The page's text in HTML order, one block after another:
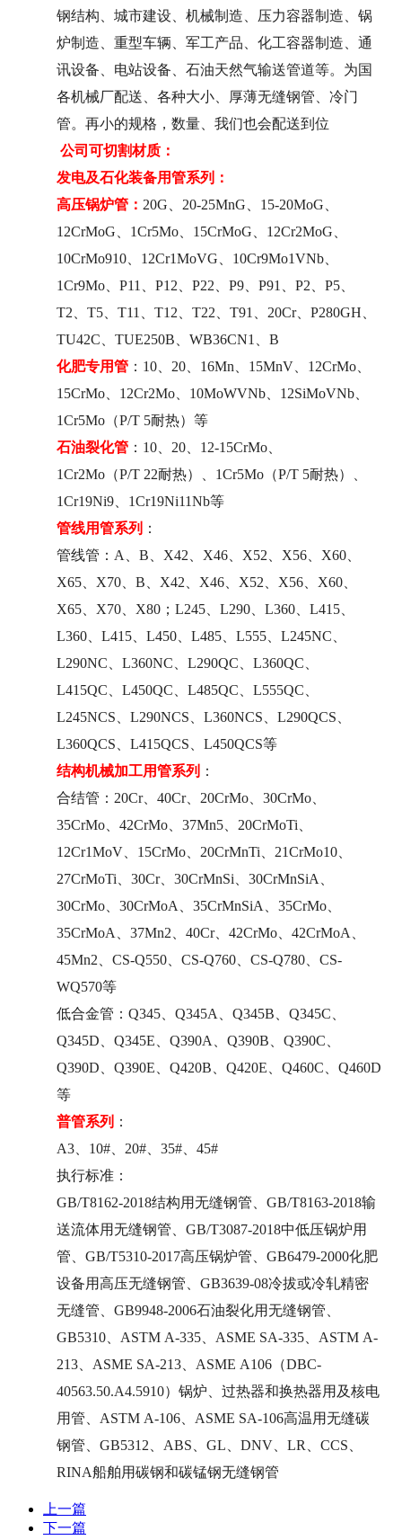
钢结构、城市建设、机械制造、压力容器制造、锅
炉制造、重型车辆、军工产品、化工容器制造、通
讯设备、电站设备、石油天然气输送管道等。为国
各机械厂配送、各种大小、厚薄无缝钢管、冷门
管。再小的规格，数量、我们也会配送到位
公司可切割材质：
发电及石化装备用管系列：
高压锅炉管： 20G、20-25MnG、15-20MoG、
12CrMoG、1Cr5Mo、15CrMoG、12Cr2MoG、
10CrMo910、12Cr1MoVG、10Cr9Mo1VNb、
1Cr9Mo、P11、P12、P22、P9、P91、P2、P5、
T2、T5、T11、T12、T22、T91、20Cr、P280GH、
TU42C、TUE250B、WB36CN1、B
化肥专用管 ：10、20、16Mn、15MnV、12CrMo、
15CrMo、12Cr2Mo、10MoWVNb、12SiMoVNb、
1Cr5Mo （P/T 5耐热）等
石油裂化管 ：10、20、12-15CrMo、
1Cr2Mo（P/T 22耐热）、1Cr5Mo（P/T 5耐热）、
1Cr19Ni9、1Cr19Ni11Nb等
管线用管系列 ：
管线管：A、B、X42、X46、X52、X56、X60、
X65、X70、B、X42、X46、X52、X56、X60、
X65、X70、X80；L245、L290、L360、L415、
L360、L415、L450、L485、L555、L245NC、
L290NC、L360NC、L290QC、L360QC、
L415QC、L450QC、L485QC、L555QC、
L245NCS、L290NCS、L360NCS、L290QCS、
L360QCS、L415QCS、L450QCS等
结构机械加工用管系列 ：
合结管：20Cr、40Cr、20CrMo、30CrMo、
35CrMo、42CrMo、37Mn5、20CrMoTi、
12Cr1MoV、15CrMo、 20CrMnTi 、21CrMo10、
27CrMoTi、30Cr、30CrMnSi、30CrMnSiA、
30CrMo、30CrMoA、35CrMnSiA、35CrMo、
35CrMoA、37Mn2、40Cr、42CrMo、42CrMoA、
45Mn2、CS-Q550、CS-Q760、CS-Q780、CS-
WQ570等
低合金管：Q345、Q345A、Q345B、Q345C、
Q345D、Q345E、Q390A、Q390B、Q390C、
Q390D、Q390E、Q420B、Q420E、Q460C、Q460D
等
普管系列 ：
A3、10#、20#、35#、45#
执行标准：
GB/T8162-2018结构用无缝钢管、GB/T8163-2018输
送流体用无缝钢管、GB/T3087-2018中低压锅炉用
管、GB/T5310-2017高压锅炉管、GB6479-2000化肥
设备用高压无缝钢管、GB3639-08冷拔或冷轧精密
无缝管、GB9948-2006石油裂化用无缝钢管、
GB5310、ASTM A-335、ASME SA-335、ASTM A-
213、ASME SA-213、ASME A106（DBC-
40563.50.A4.5910）锅炉、过热器和换热器用及核电
用管、ASTM A-106、ASME SA-106高温用无缝碳
钢管、GB5312、ABS、GL、DNV、LR、CCS、
RINA船舶用碳钢和碳锰钢无缝钢管
上一篇
下一篇